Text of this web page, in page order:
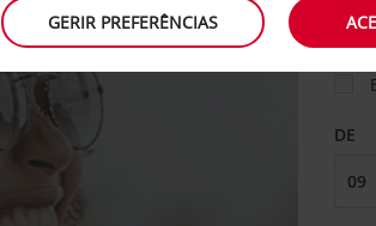
DE
GERIR PREFERÊNCIAS